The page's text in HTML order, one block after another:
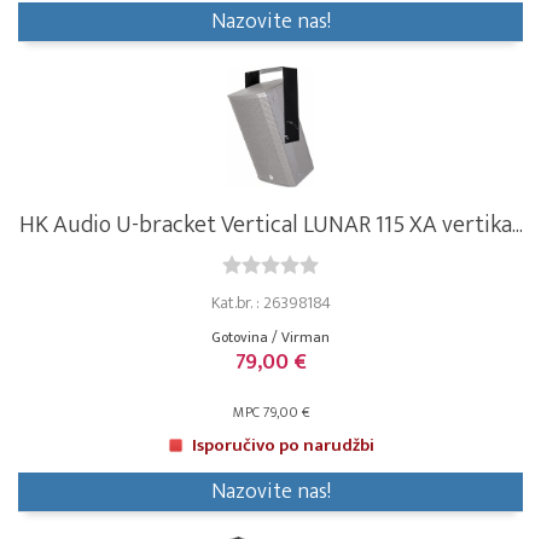
Nazovite nas!
HK Audio U-bracket Vertical LUNAR 115 XA vertika...
Kat.br. : 26398184
Gotovina / Virman
79,00 €
MPC 79,00 €
Isporučivo po narudžbi
Nazovite nas!